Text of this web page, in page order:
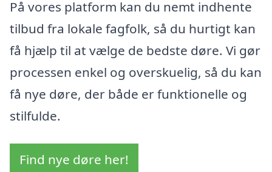
På vores platform kan du nemt indhente
tilbud fra lokale fagfolk, så du hurtigt kan
få hjælp til at vælge de bedste døre. Vi gør
processen enkel og overskuelig, så du kan
få nye døre, der både er funktionelle og
stilfulde.
Find nye døre her!